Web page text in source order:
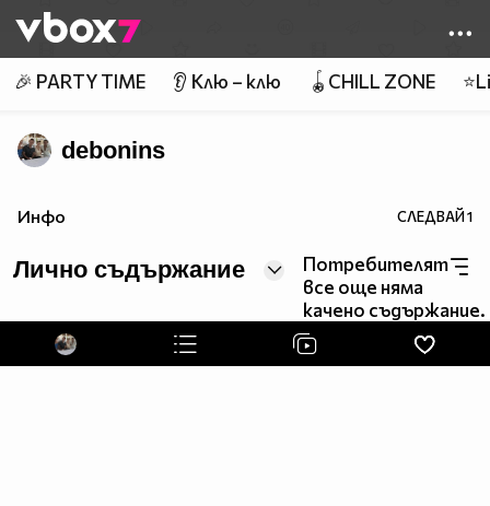
👾
🎉 PARTY TIME 👂 Клю – клю 🪀CHILL ZONE
debonins
Инфо СЛЕДВАЙ1
Лично съдържание
Потребителят
все още няма
качено съдържание.